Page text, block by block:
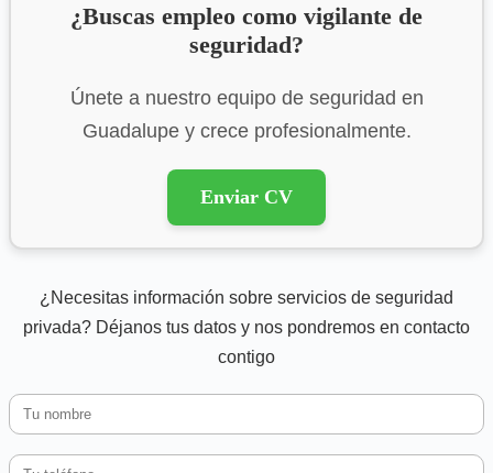
¿Buscas empleo como vigilante de
seguridad?
Únete a nuestro equipo de seguridad en
Guadalupe y crece profesionalmente.
Enviar CV
¿Necesitas información sobre servicios de seguridad
privada? Déjanos tus datos y nos pondremos en contacto
contigo